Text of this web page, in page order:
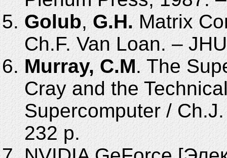
Golub,G.H.Matrix
Ch.F. Van Loan. –
Murray, C.M. The
Cray and the
Supercomputer /
232 p.